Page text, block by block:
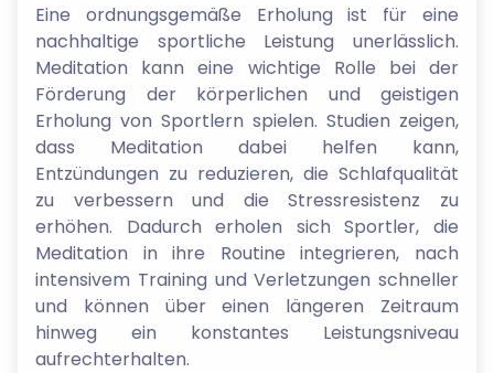
Eine ordnungsgemäße Erholung ist für eine
nachhaltige sportliche Leistung unerlässlich.
Meditation kann eine wichtige Rolle bei der
Förderung der körperlichen und geistigen
Erholung von Sportlern spielen. Studien zeigen,
dass Meditation dabei helfen kann,
Entzündungen zu reduzieren, die Schlafqualität
zu verbessern und die Stressresistenz zu
erhöhen. Dadurch erholen sich Sportler, die
Meditation in ihre Routine integrieren, nach
intensivem Training und Verletzungen schneller
und können über einen längeren Zeitraum
hinweg ein konstantes Leistungsniveau
aufrechterhalten.